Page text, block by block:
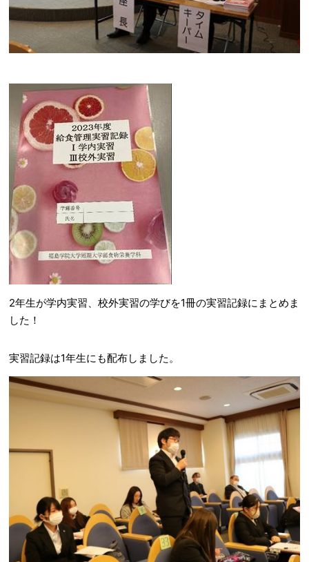
2年生が学内実習、校外実習の学びを1冊の実習記録にまとめま
した！
実習記録は1年生にも配布しました。